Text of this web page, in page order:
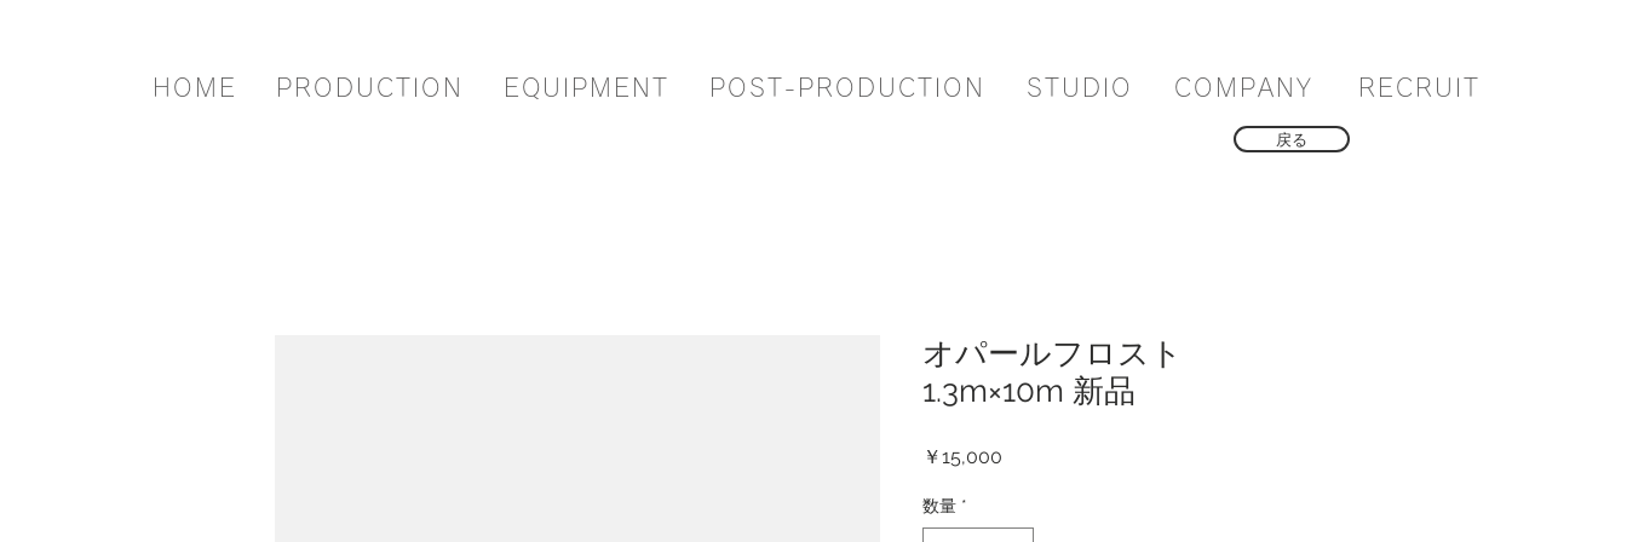
HOME PRODUCTION EQUIPMENT POST-PRODUCTION STUDIO COMPANY RECRUIT
戻る
オパールフロスト
1.3m×10m 新品
￥15,000
数量 *